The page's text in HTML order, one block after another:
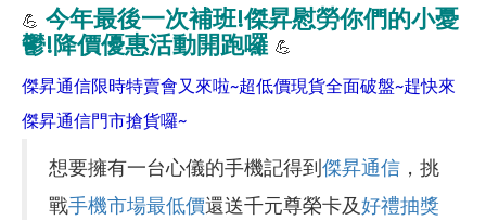
💪 今年最後一次補班!傑昇慰勞你們的小憂
鬱!降價優惠活動開跑囉 💪
傑昇通信限時特賣會又來啦~超低價現貨全面破盤~趕快來
傑昇通信門市搶貨囉~
想要擁有一台心儀的手機記得到傑昇通信 ，挑
戰手機市場最低價還送千元尊榮卡及好禮抽獎